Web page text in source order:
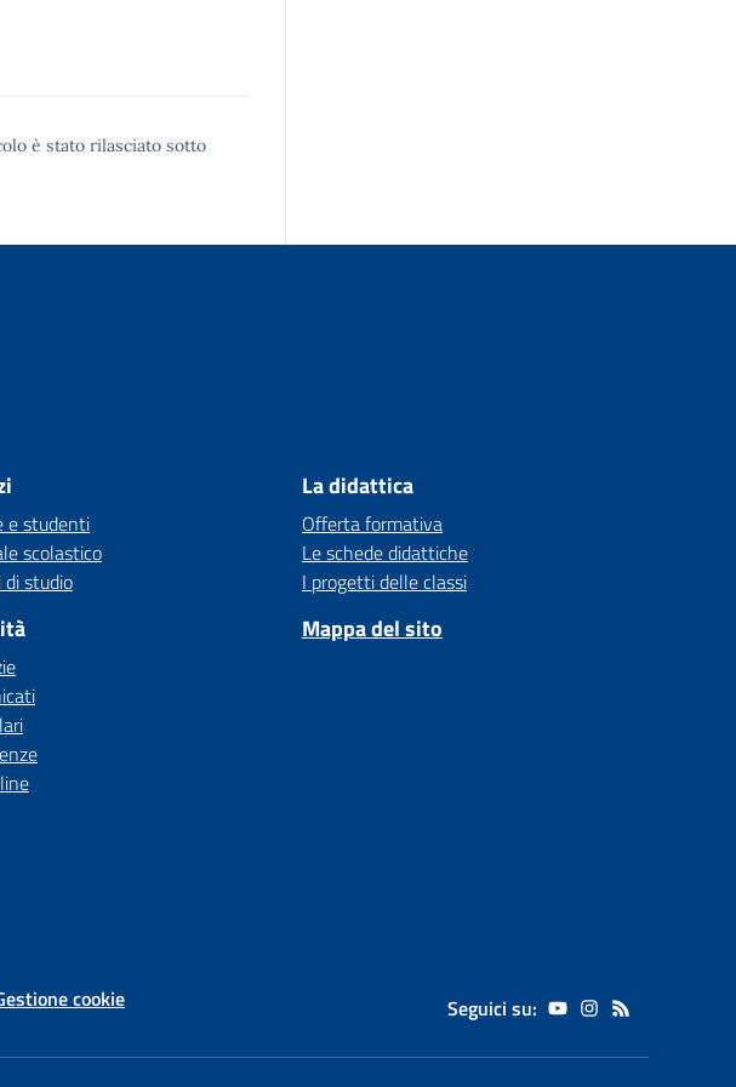
è stato rilasciato sotto
e studenti
scolastico
di studio
La didattica
Offerta formativa
Le schede didattiche
I progetti delle classi
Mappa del sito
cookie Seguici su: